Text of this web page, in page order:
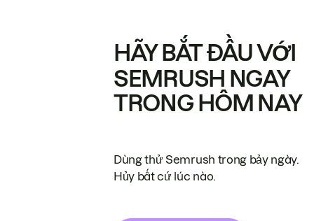
HÃY BẮT ĐẦU VỚI
SEMRUSH NGAY
TRONG HÔM NAY
Dùng thử Semrush trong bảy ngày.
Hủy bất cứ lúc nào.